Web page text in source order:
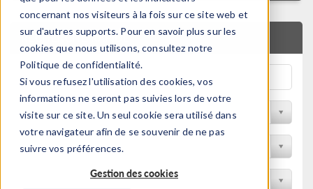
concernant nos visiteurs à la fois sur ce site web et
sur d'autres supports. Pour en savoir plus sur les
cookies que nous utilisons, consultez notre
Politique de confidentialité.
Si vous refusez l'utilisation des cookies, vos
informations ne seront pas suivies lors de votre
visite sur ce site. Un seul cookie sera utilisé dans
votre navigateur afin de se souvenir de ne pas
suivre vos préférences.
Gestion des cookies
RECHERCHE RAPIDE
Filtrer par domaine physique
Filtrer par Industrie
Filtrer par conférence